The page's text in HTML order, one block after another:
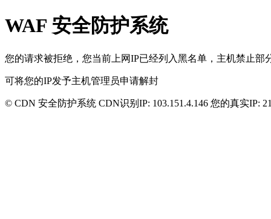
WAF 安全防护系统
您的请求被拒绝，您当前上网IP已经列入黑名单，主机禁止部
可将您的IP发予主机管理员申请解封
© CDN 安全防护系统 CDN识别IP: 103.151.4.146 您的真实IP: